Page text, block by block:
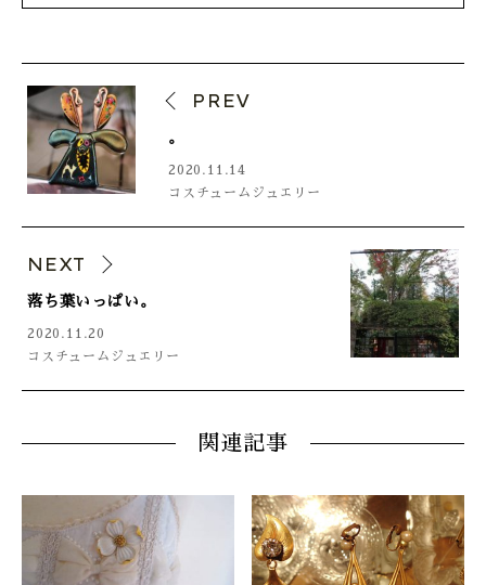
PREV
。
2020.11.14
コスチュームジュエリー
NEXT
落ち葉いっぱい。
2020.11.20
コスチュームジュエリー
関連記事